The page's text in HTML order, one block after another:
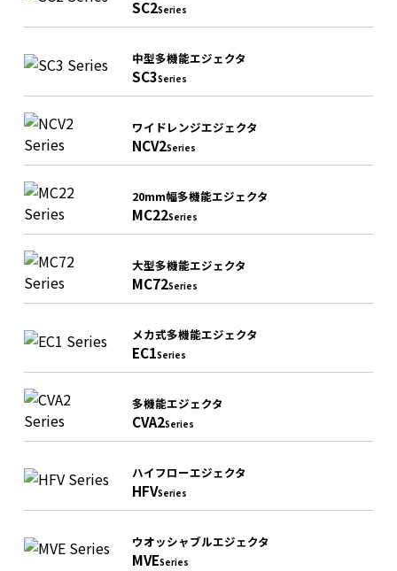
SC2Series
中型多機能エジェクタ
SC3Series
ワイドレンジエジェクタ
NCV2Series
20mm幅多機能エジェクタ
MC22Series
大型多機能エジェクタ
MC72Series
メカ式多機能エジェクタ
EC1Series
多機能エジェクタ
CVA2Series
ハイフローエジェクタ
HFVSeries
ウオッシャブルエジェクタ
MVESeries